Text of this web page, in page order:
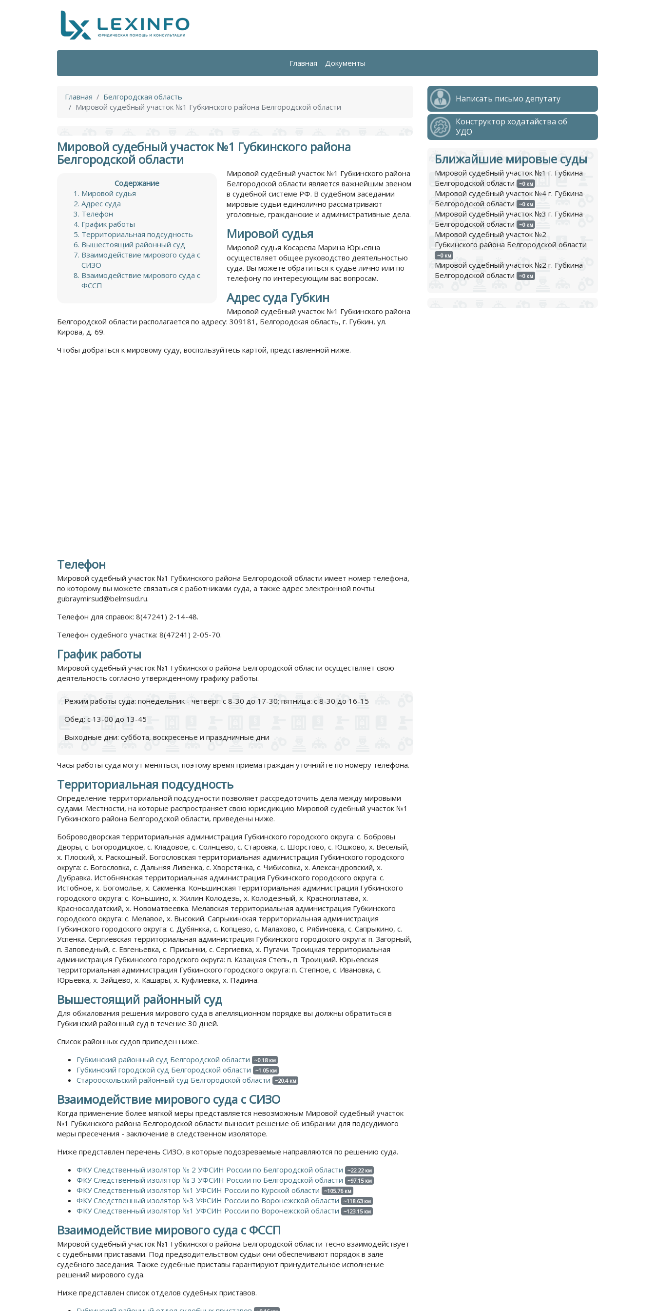
Главная Документы
Главная
Белгородская область
Мировой судебный участок №1 Губкинского района Белгородской области
Мировой судебный участок №1 Губкинского района
Белгородской области
Содержание
Мировой судья
Адрес суда
Телефон
График работы
Территориальная подсудность
Вышестоящий районный суд
Взаимодействие мирового суда с
СИЗО
Взаимодействие мирового суда с
ФССП
Мировой судебный участок №1 Губкинского района
Белгородской области является важнейшим звеном
в судебной системе РФ. В судебном заседании
мировые судьи единолично рассматривают
уголовные, гражданские и административные дела.
Мировой судья
Мировой судья Косарева Марина Юрьевна
осуществляет общее руководство деятельностью
суда. Вы можете обратиться к судье лично или по
телефону по интересующим вас вопросам.
Адрес суда Губкин
Мировой судебный участок №1 Губкинского района
Белгородской области располагается по адресу: 309181, Белгородская область, г. Губкин, ул.
Кирова, д. 69.
Чтобы добраться к мировому суду, воспользуйтесь картой, представленной ниже.
Телефон
Мировой судебный участок №1 Губкинского района Белгородской области имеет номер телефона,
по которому вы можете связаться с работниками суда, а также адрес электронной почты:
gubraymirsud@belmsud.ru.
Телефон для справок: 8(47241) 2-14-48.
Телефон судебного участка: 8(47241) 2-05-70.
График работы
Мировой судебный участок №1 Губкинского района Белгородской области осуществляет свою
деятельность согласно утвержденному графику работы.
Режим работы суда: понедельник - четверг: с 8-30 до 17-30; пятница: с 8-30 до 16-15
Обед: с 13-00 до 13-45
Выходные дни: суббота, воскресенье и праздничные дни
Часы работы суда могут меняться, поэтому время приема граждан уточняйте по номеру телефона.
Территориальная подсудность
Определение территориальной подсудности позволяет рассредоточить дела между мировыми
судами. Местности, на которые распространяет свою юрисдикцию Мировой судебный участок №1
Губкинского района Белгородской области, приведены ниже.
Боброводворская территориальная администрация Губкинского городского округа: с. Бобровы
Дворы, с. Богородицкое, с. Кладовое, с. Солнцево, с. Старовка, с. Шорстово, с. Юшково, х. Веселый,
х. Плоский, х. Раскошный. Богословская территориальная администрация Губкинского городского
округа: с. Богословка, с. Дальняя Ливенка, с. Хворстянка, с. Чибисовка, х. Александровский, х.
Дубравка. Истобнянская территориальная администрация Губкинского городского округа: с.
Истобное, х. Богомолье, х. Сакменка. Коньшинская территориальная администрация Губкинского
городского округа: с. Коньшино, х. Жилин Колодезь, х. Колодезный, х. Красноплатава, х.
Красносолдатский, х. Новоматвеевка. Мелавская территориальная администрация Губкинского
городского округа: с. Мелавое, х. Высокий. Сапрыкинская территориальная администрация
Губкинского городского округа: с. Дубянкка, с. Копцево, с. Малахово, с. Рябиновка, с. Сапрыкино, с.
Успенка. Сергиевская территориальная администрация Губкинского городского округа: п. Загорный,
п. Заповедный, с. Евгеньевка, с. Присынки, с. Сергиевка, х. Пугачи. Троицкая территориальная
администрация Губкинского городского округа: п. Казацкая Степь, п. Троицкий. Юрьевская
территориальная администрация Губкинского городского округа: п. Степное, с. Ивановка, с.
Юрьевка, х. Зайцево, х. Кашары, х. Куфлиевка, х. Падина.
Вышестоящий районный суд
Для обжалования решения мирового суда в апелляционном порядке вы должны обратиться в
Губкинский районный суд в течение 30 дней.
Список районных судов приведен ниже.
Губкинский районный суд Белгородской области
~0.18 км
Губкинский городской суд Белгородской области ~1.05 км
Старооскольский районный суд Белгородской области ~20.4 км
Взаимодействие мирового суда с СИЗО
Когда применение более мягкой меры представляется невозможным Мировой судебный участок
№1 Губкинского района Белгородской области выносит решение об избрании для подсудимого
меры пресечения - заключение в следственном изоляторе.
Ниже представлен перечень СИЗО, в которые подозреваемые направляются по решению суда.
ФКУ Следственный изолятор № 2 УФСИН России по Белгородской области
~22.22 км
ФКУ Следственный изолятор № 3 УФСИН России по Белгородской области ~97.15 км
ФКУ Следственный изолятор №1 УФСИН России по Курской области ~105.76 км
ФКУ Следственный изолятор №3 УФСИН России по Воронежской области ~118.63 км
ФКУ Следственный изолятор №1 УФСИН России по Воронежской области ~123.15 км
Взаимодействие мирового суда с ФССП
Мировой судебный участок №1 Губкинского района Белгородской области тесно взаимодействует
с судебными приставами. Под предводительством судьи они обеспечивают порядок в зале
судебного заседания. Также судебные приставы гарантируют принудительное исполнение
решений мирового суда.
Ниже представлен список отделов судебных приставов.
Написать письмо депутату
Конструктор ходатайства об
УДО
Ближайшие мировые суды
Мировой судебный участок №1 г. Губкина
Белгородской области
~0 км
Мировой судебный участок №4 г. Губкина
Белгородской области
~0 км
Мировой судебный участок №3 г. Губкина
Белгородской области
~0 км
Мировой судебный участок №2
Губкинского района Белгородской области
~0 км
Мировой судебный участок №2 г. Губкина
Белгородской области
~0 км